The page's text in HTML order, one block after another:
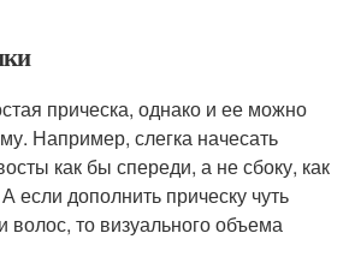
прическа, однако и ее можно
Например, слегка начесать
как бы спереди, а не сбоку, как
если дополнить прическу чуть
волос, то визуального объема